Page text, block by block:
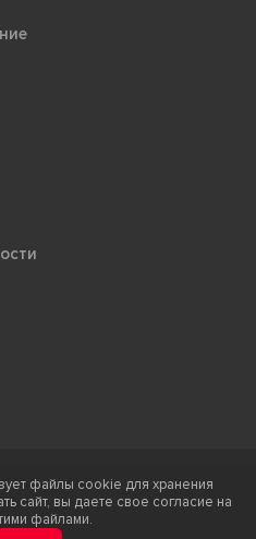
"Терра" является ООО "Атлас-
файлы cookie для хранения
сайт, вы даете свое согласие на
файлами.